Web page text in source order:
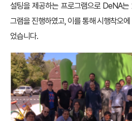
설팅을 제공하는 프로그램으로 DeNA
그램을 진행하였고, 이를 통해 시행착오
었습니다.